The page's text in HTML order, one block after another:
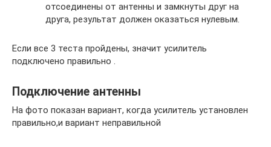
отсоединены от антенны и замкнуты друг на
друга, результат должен оказаться нулевым.
Если все 3 теста пройдены, значит усилитель
подключено правильно .
Подключение антенны
На фото показан вариант, когда усилитель установлен
правильно,и вариант неправильной